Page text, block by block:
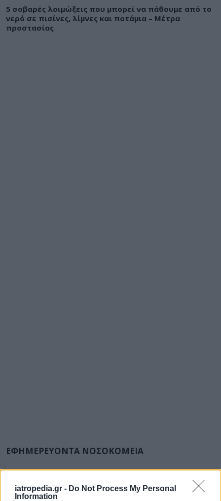
iatropedia.gr - Do Not Process My Personal
Information
5 σοβαρές λοιμώξεις που μπορεί να πάθουμε από το
νερό σε πισίνες, λίμνες και ποτάμια – Μέτρα
προστασίας
ΕΦΗΜΕΡΕΥΟΝΤΑ ΝΟΣΟΚΟΜΕΙΑ